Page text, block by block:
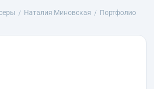
Наталия Миновская
Портфолио